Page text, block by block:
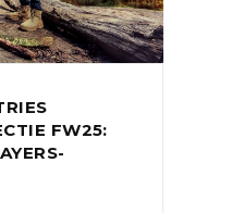
FW25: